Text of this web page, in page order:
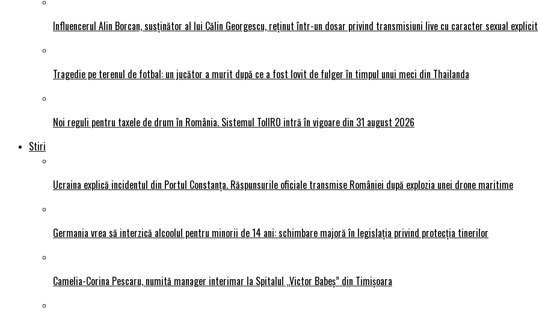
Influencerul Alin Borcan, susținător al lui Călin Georgescu, reținut într-un dosar privind transmisiuni live cu caracter sexual explicit
Tragedie pe terenul de fotbal: un jucător a murit după ce a fost lovit de fulger în timpul unui meci din Thailanda
Noi reguli pentru taxele de drum în România. Sistemul TollRO intră în vigoare din 31 august 2026
Stiri
Ucraina explică incidentul din Portul Constanța. Răspunsurile oficiale transmise României după explozia unei drone maritime
Germania vrea să interzică alcoolul pentru minorii de 14 ani: schimbare majoră în legislația privind protecția tinerilor
Camelia-Corina Pescaru, numită manager interimar la Spitalul „Victor Babeș” din Timișoara